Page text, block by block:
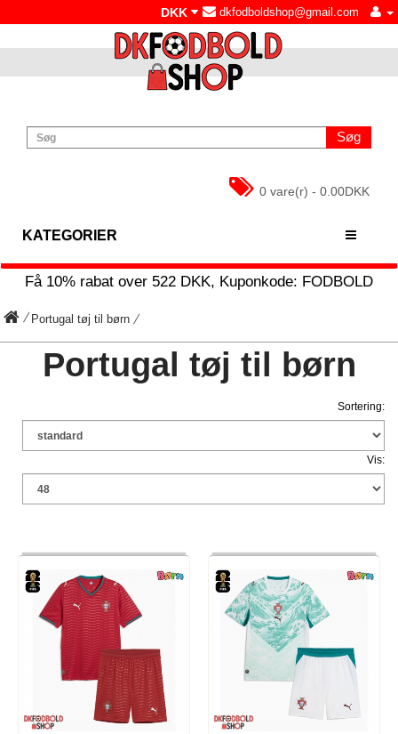
dkfodboldshop@gmail.com
DKK
Søg
0 vare(r) - 0.00DKK
KATEGORIER
Få 10% rabat over 522 DKK, Kuponkode: FODBOLD
Portugal tøj til børn
Portugal tøj til børn
Sortering:
Vis: